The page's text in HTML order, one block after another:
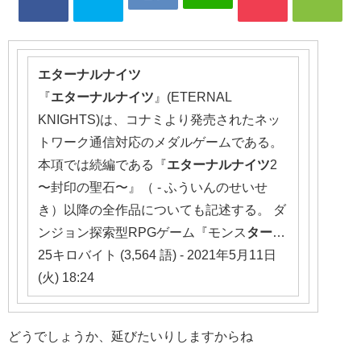
エターナルナイツ
『エターナルナイツ 』(ETERNAL
KNIGHTS)は、コナミより発売されたネッ
トワーク通信対応のメダルゲームである。
本項では続編である『エターナルナイツ2
〜封印の聖石〜』（ - ふういんのせいせ
き）以降の全作品についても記述する。 ダ
ンジョン探索型RPGゲーム『モンスター…
25キロバイト (3,564 語) - 2021年5月11日
(火) 18:24
どうでしょうか、延びたいりしますからね